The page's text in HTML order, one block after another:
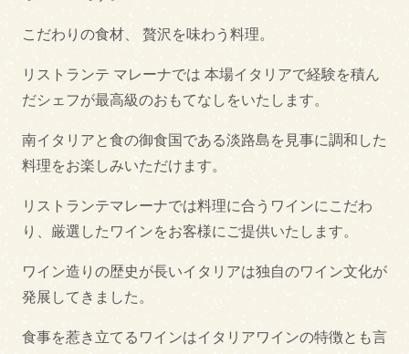
こだわりの食材、 贅沢を味わう料理。
リストランテ マレーナでは 本場イタリアで経験を積ん
だシェフが最高級のおもてなしをいたします。
南イタリアと食の御食国である淡路島を見事に調和した
料理をお楽しみいただけます。
リストランテマレーナでは料理に合うワインにこだわ
り、厳選したワインをお客様にご提供いたします。
ワイン造りの歴史が長いイタリアは独自のワイン文化が
発展してきました。
食事を惹き立てるワインはイタリアワインの特徴とも言
サワラ丼
淡路牛丼
テイクアウト
できるだけ紙対応店